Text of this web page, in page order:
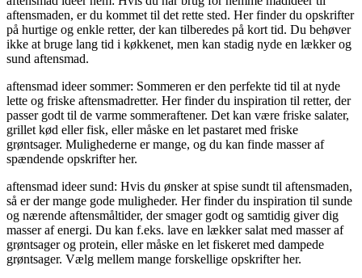
aftensmaden, er du kommet til det rette sted. Her finder du opskrifter
på hurtige og enkle retter, der kan tilberedes på kort tid. Du behøver
ikke at bruge lang tid i køkkenet, men kan stadig nyde en lækker og
sund aftensmad.
aftensmad ideer sommer: Sommeren er den perfekte tid til at nyde
lette og friske aftensmadretter. Her finder du inspiration til retter, der
passer godt til de varme sommeraftener. Det kan være friske salater,
grillet kød eller fisk, eller måske en let pastaret med friske
grøntsager. Mulighederne er mange, og du kan finde masser af
spændende opskrifter her.
aftensmad ideer sund: Hvis du ønsker at spise sundt til aftensmaden,
så er der mange gode muligheder. Her finder du inspiration til sunde
og nærende aftensmåltider, der smager godt og samtidig giver dig
masser af energi. Du kan f.eks. lave en lækker salat med masser af
grøntsager og protein, eller måske en let fiskeret med dampede
grøntsager. Vælg mellem mange forskellige opskrifter her.